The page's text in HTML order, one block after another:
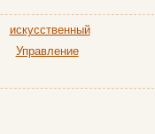
искусственный
Управление